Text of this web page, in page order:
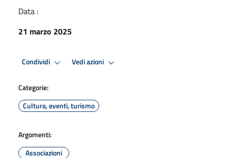
Data :
21 marzo 2025
Condividi Vedi azioni
Categorie:
Cultura, eventi, turismo
Argomenti:
Associazioni